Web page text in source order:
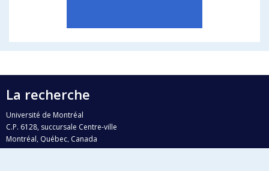
La recherche
Université de Montréal
C.P. 6128, succursale Centre-ville
Montréal, Québec, Canada
H3C 3J7